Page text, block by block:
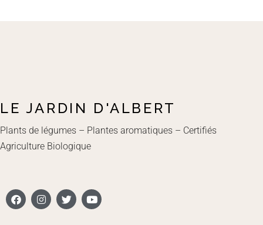
LE JARDIN D'ALBERT
Plants de légumes – Plantes aromatiques – Certifiés
Agriculture Biologique